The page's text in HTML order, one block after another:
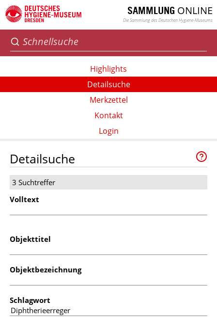
SAMMLUNG ONLINE
Die Sammlung des Deutschen Hygiene-Museums
Highlights
Detailsuche
Merkzettel
Kontakt
Login
Detailsuche
3 Suchtreffer
Volltext
Objekttitel
Objektbezeichnung
Schlagwort